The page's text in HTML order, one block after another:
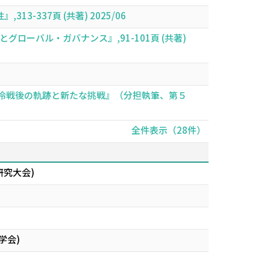
』,313-337頁 (共著) 2025/06
グローバル・ガバナンス』,91-101頁 (共著)
後の軌跡と新たな挑戦』（分担執筆、第５
全件表示（28件）
究大会)
会)